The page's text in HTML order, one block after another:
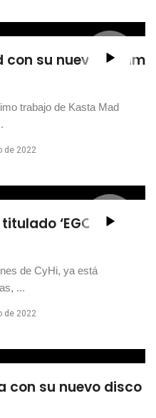
con su nuevo álbum
trabajo de Kasta Mad
de 2022
‘EGOT the
de CyHi, ya está
...
de 2022
con su nuevo disco